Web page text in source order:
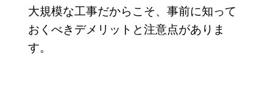
大規模な工事だからこそ、事前に知って
おくべきデメリットと注意点がありま
す。